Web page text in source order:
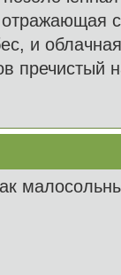
и
пречистый